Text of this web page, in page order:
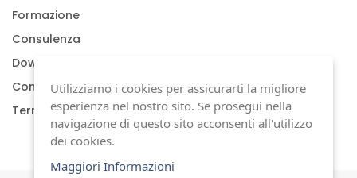
Formazione
Consulenza
Download documenti
Condizioni generali
Termini di garanzia
Utilizziamo i cookies per assicurarti la migliore
esperienza nel nostro sito. Se prosegui nella
navigazione di questo sito acconsenti all'utilizzo
dei cookies.
Maggiori Informazioni